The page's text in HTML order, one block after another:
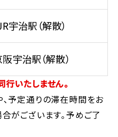
宇治駅（解散）
宇治駅（解散）
いたしません。
予定通りの滞在時間をお
がございます。予めご了